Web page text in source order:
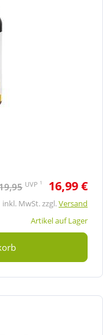
UVP 1 16,99 €
MwSt. zzgl.Versand
Artikel auf Lager